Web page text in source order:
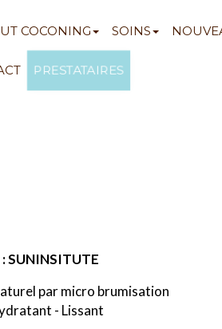
COCONING SOINS
PRESTATAIRES
SUNINSITUTE
par micro brumisation
- Lissant